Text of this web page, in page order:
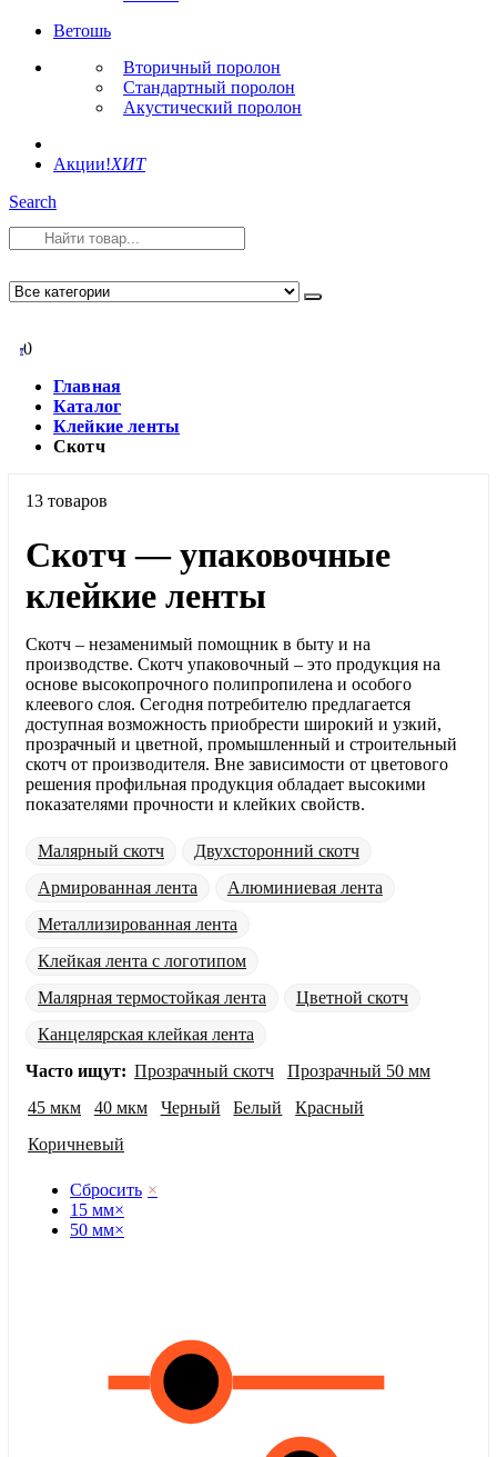
Ветошь
Вторичный поролон
Стандартный поролон
Акустический поролон
Акции!ХИТ
Search
00
Главная
Каталог
Клейкие ленты
Скотч
13 товаров
Скотч — упаковочные
клейкие ленты
Скотч – незаменимый помощник в быту и на
производстве. Скотч упаковочный – это продукция на
основе высокопрочного полипропилена и особого
клеевого слоя. Сегодня потребителю предлагается
доступная возможность приобрести широкий и узкий,
прозрачный и цветной, промышленный и строительный
скотч от производителя. Вне зависимости от цветового
решения профильная продукция обладает высокими
показателями прочности и клейких свойств.
Малярный скотч
Двухсторонний скотч
Армированная лента
Алюминиевая лента
Металлизированная лента
Клейкая лента с логотипом
Малярная термостойкая лента
Цветной скотч
Канцелярская клейкая лента
Часто ищут: Прозрачный скотч
Прозрачный 50 мм
45 мкм
40 мкм Черный Белый
Красный
Коричневый
Сбросить ×
15 мм×
50 мм×